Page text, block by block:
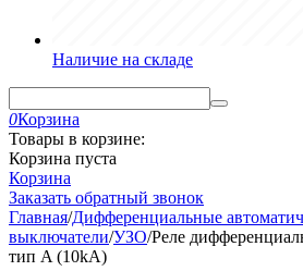
Наличие на складе
0Корзина
Товары в корзине:
Корзина пуста
Корзина
Заказать обратный звонок
Главная/Дифференциальные
выключатели/УЗО/Реле
тип A (10kA)